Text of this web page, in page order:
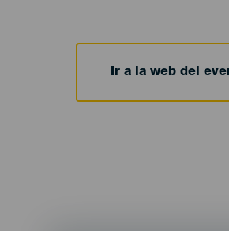
Ir a la web del